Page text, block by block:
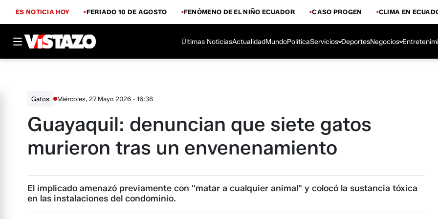
ES NOTICIA HOY FERIADO 10 DE AGOSTO FENÓMENO DE EL NIÑO ECUADOR CASO PROGEN CLIMA EN
Últimas NoticiasActualidadMundoPolíticaServicios DeportesNegocios
Gatos Miércoles, 27 Mayo 2026 - 16:38
Guayaquil: denuncian que siete gatos
murieron tras un envenenamiento
El implicado amenazó previamente con "matar a cualquier animal" y colocó la sustancia tóxica
en las instalaciones del condominio.